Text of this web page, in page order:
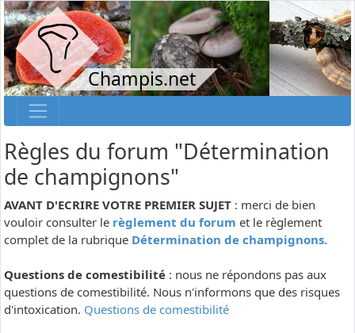
Champis.net
Règles du forum "Détermination
de champignons"
AVANT D'ECRIRE VOTRE PREMIER SUJET : merci de bien
vouloir consulter le règlement du forum et le règlement
complet de la rubrique Détermination de champignons.
Questions de comestibilité : nous ne répondons pas aux
questions de comestibilité. Nous n'informons que des risques
d'intoxication. Questions de comestibilité